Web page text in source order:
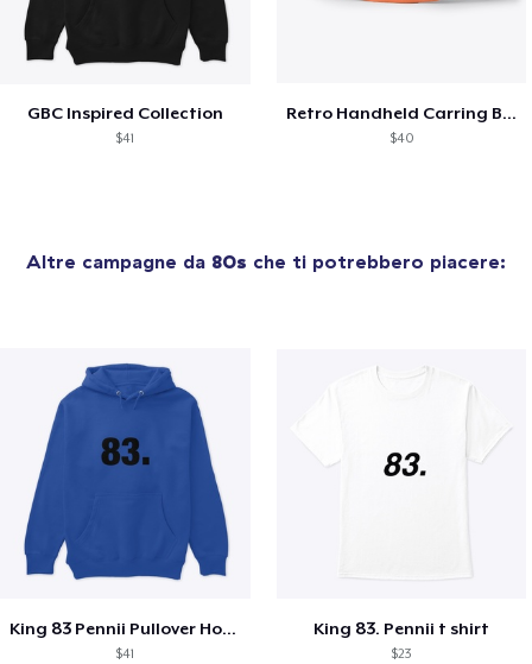
GBC Inspired Collection
$41
Retro Handheld Carring Bag
$40
Altre campagne da 80s che ti potrebbero piacere:
King 83 Pennii Pullover Hoodie
$41
King 83. Pennii t shirt
$23